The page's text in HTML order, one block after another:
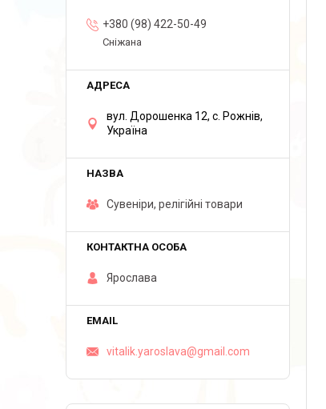
+380 (98) 422-50-49
Сніжана
вул. Дорошенка 12, с. Рожнів,
Україна
Сувеніри, релігійні товари
Ярослава
vitalik.yaroslava@gmail.com